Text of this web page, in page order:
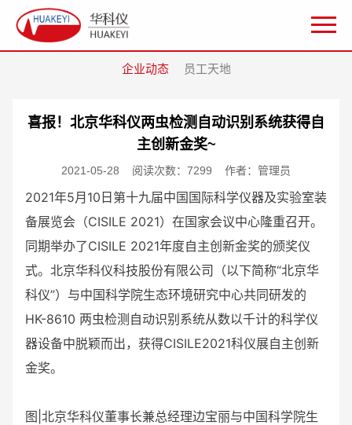
企业动态 员工天地
喜报！北京华科仪两虫检测自动识别系统获得自
主创新金奖~
2021-05-28 阅读次数：7299 作者：管理员
2021年5月10日第十九届中国国际科学仪器及实验室装
备展览会（CISILE 2021）在国家会议中心隆重召开。
同期举办了CISILE 2021年度自主创新金奖的颁奖仪
式。北京华科仪科技股份有限公司（以下简称“北京华
科仪”）与中国科学院生态环境研究中心共同研发的
HK-8610 两虫检测自动识别系统从数以千计的科学仪
器设备中脱颖而出，获得CISILE2021科仪展自主创新
金奖。
图|北京华科仪董事长兼总经理边宝丽与中国科学院生